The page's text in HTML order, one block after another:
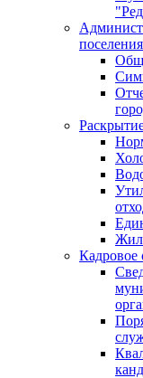
поселения